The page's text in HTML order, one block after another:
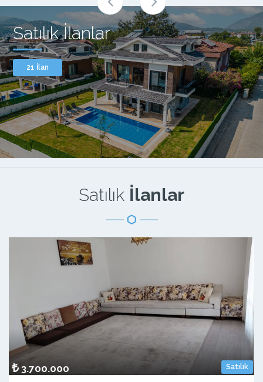
Satılık İlanlar
21 İlan
Satılık İlanlar
Satılık
3.700.000